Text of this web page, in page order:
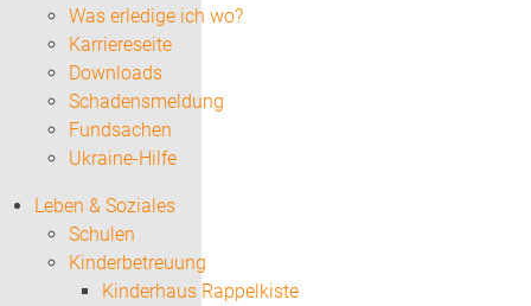
Was erledige ich wo?
Karriereseite
Downloads
Schadensmeldung
Fundsachen
Ukraine-Hilfe
Leben & Soziales
Schulen
Kinderbetreuung
Kinderhaus Rappelkiste